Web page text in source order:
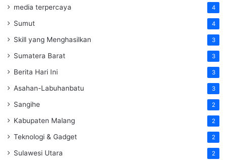
media terpercaya 4
Sumut 4
Skill yang Menghasilkan 3
Sumatera Barat 3
Berita Hari Ini 3
Asahan-Labuhanbatu 3
Sangihe 2
Kabupaten Malang 2
Teknologi & Gadget 2
Sulawesi Utara 2